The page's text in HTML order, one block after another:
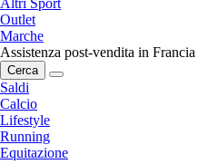
Altri Sport
Outlet
Marche
Assistenza post-vendita in Francia
Cerca
Saldi
Calcio
Lifestyle
Running
Equitazione